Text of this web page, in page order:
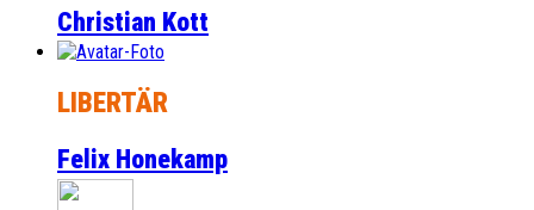
Christian Kott
LIBERTÄR
Felix Honekamp